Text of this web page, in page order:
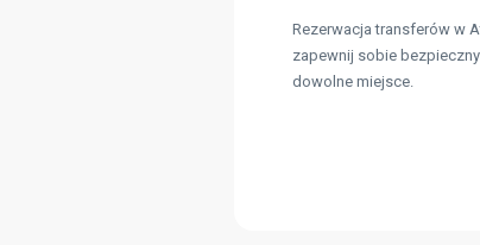
Rezerwacja transferów w
zapewnij sobie
dowolne miejsce.